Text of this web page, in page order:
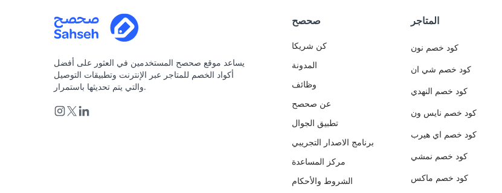
يساعد موقع صحصح المستخدمين في العثور على أفضل
أكواد الخصم للمتاجر عبر الإنترنت وتطبيقات التوصيل
والتي يتم تحديثها باستمرار.
صحصح
كن شريكا
المدونة
وظائف
عن صحصح
تطبيق الجوال
برنامج الاصدار التجريبي
مركز المساعدة
الشروط والأحكام
المتاجر
كود خصم نون
كود خصم شي ان
كود خصم النهدي
كود خصم نايس ون
كود خصم اي هيرب
كود خصم نمشي
كود خصم ماكس